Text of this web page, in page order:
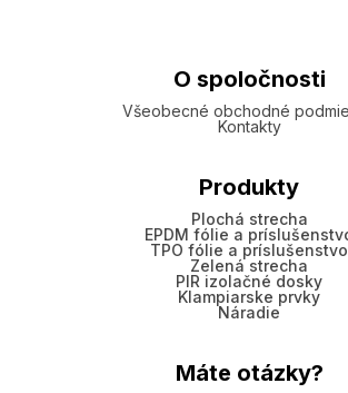
O spoločnosti
Všeobecné obchodné
Kontakty
Produkty
Plochá strecha
EPDM fólie a
TPO fólie a príslušenstvo
Zelená strecha
PIR izolačné dosky
Klampiarske prvky
Náradie
Máte otázky?